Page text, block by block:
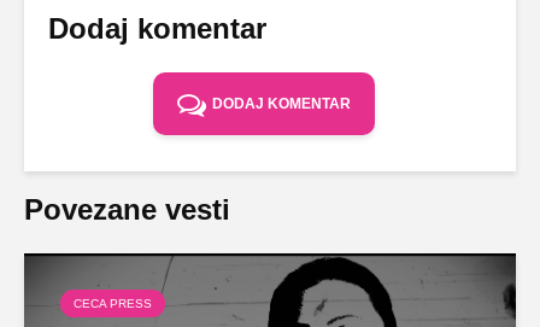
Dodaj komentar
DODAJ KOMENTAR
Povezane vesti
CECA PRESS